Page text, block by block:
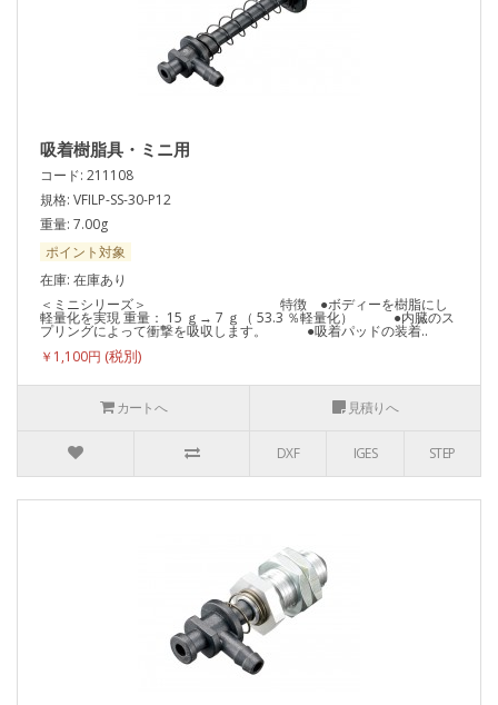
吸着樹脂具・ミニ用
コード: 211108
規格: VFILP-SS-30-P12
重量: 7.00g
ポイント対象
在庫: 在庫あり
＜ミニシリーズ＞ 特徴 ●ボディーを樹脂にし
軽量化を実現 重量： 15 ｇ→ 7 ｇ（ 53.3 ％軽量化） ●内臓のス
プリングによって衝撃を吸収します。 ●吸着パッドの装着..
￥1,100円
カートへ 見積りへ
DXF IGES STEP